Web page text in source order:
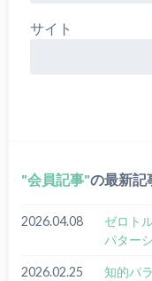
サイト
会員記事 の最新記
2026.04.08
ゼロト
パター
2026.02.25
知的パ